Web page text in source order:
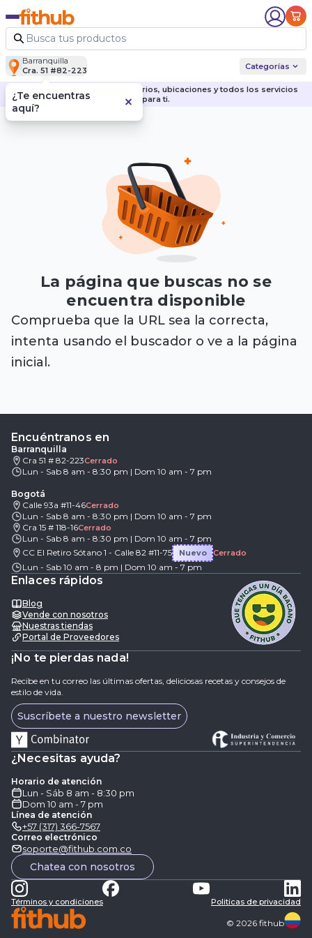
Barranquilla
Cra. 51 #82-223
Categorías
Descubre nuestras sedes, horarios, ubicaciones y todos los servicios
para ti.
La página que buscas no se
encuentra disponible
Comprueba que la URL sea la correcta,
intenta usando el buscador o ve a la página
inicial.
Encuéntranos en
Barranquilla
Cra 51 # 82-223Cerrado
Lun - Sab 8 am - 8:30 pm | Dom 10 am - 7 pm
Bogotá
Calle 93a #11-46Cerrado
Lun - Sab 8 am - 8:30 pm | Dom 10 am - 7 pm
Cra 15 # 118-16Cerrado
Lun - Sab 8 am - 8:30 pm | Dom 10 am - 7 pm
CC El Retiro Sótano 1 - Calle 82 #11-75
Nuevo Cerrado
Lun - Sab 10 am - 8 pm | Dom 10 am - 7 pm
Enlaces rápidos
Blog
Vende con nosotros
Nuestras tiendas
Portal de Proveedores
¡No te pierdas nada!
Recibe en tu correo las últimas ofertas, deliciosas recetas y consejos de
estilo de vida.
Suscríbete a nuestro newsletter
¿Necesitas ayuda?
Horario de atención
Lun - Sáb 8 am - 8:30 pm
Dom 10 am - 7 pm
Línea de atención
+57 (317) 366-7567
Correo electrónico
soporte@fithub.com.co
Chatea con nosotros
Términos y condiciones Politicas de privacidad
© 2026 fithub
¿Te encuentras
aquí?